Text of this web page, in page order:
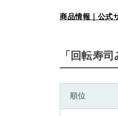
商品情報｜公式
「回転寿
順位